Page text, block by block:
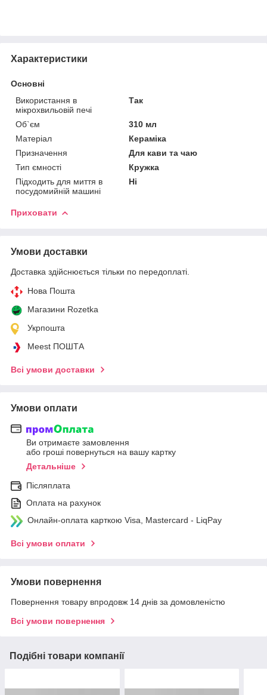
Характеристики
Основні
Використання в
мікрохвильовій печі
Так
Об`єм
310 мл
Матеріал
Кераміка
Призначення
Для кави та чаю
Тип ємності
Кружка
Підходить для миття в
посудомийній машині
Ні
Приховати
Умови доставки
Доставка здійснюється тільки по передоплаті.
Нова Пошта
Магазини Rozetka
Укрпошта
Meest ПОШТА
Всі умови доставки
Умови оплати
Ви отримаєте замовлення
або гроші повернуться на вашу картку
Детальніше
Післяплата
Оплата на рахунок
Онлайн-оплата карткою Visa, Mastercard - LiqPay
Всі умови оплати
Умови повернення
Повернення товару впродовж 14 днів за домовленістю
Всі умови повернення
Подібні товари компанії